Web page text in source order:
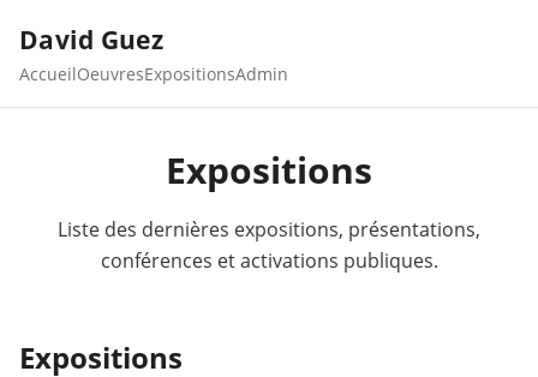
David Guez
AccueilOeuvresExpositionsAdmin
Expositions
Liste des dernières expositions, présentations,
conférences et activations publiques.
Expositions